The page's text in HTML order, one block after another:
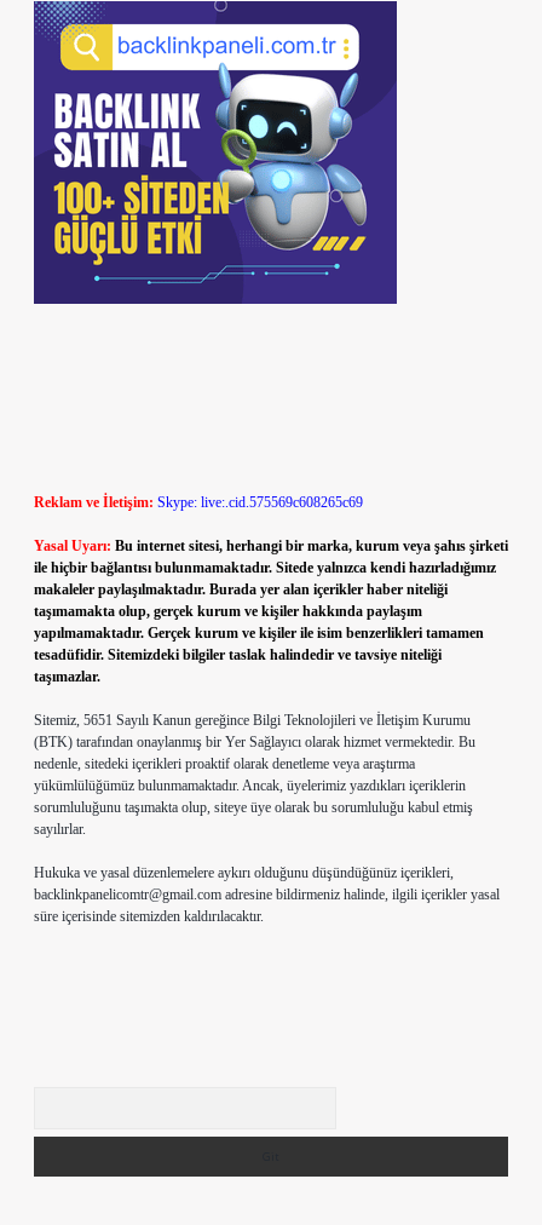
Reklam ve İletişim: Skype: live:.cid.575569c608265c69
Yasal Uyarı: Bu internet sitesi, herhangi bir marka, kurum veya şahıs şirketi
ile hiçbir bağlantısı bulunmamaktadır. Sitede yalnızca kendi hazırladığımız
makaleler paylaşılmaktadır. Burada yer alan içerikler haber niteliği
taşımamakta olup, gerçek kurum ve kişiler hakkında paylaşım
yapılmamaktadır. Gerçek kurum ve kişiler ile isim benzerlikleri tamamen
tesadüfidir. Sitemizdeki bilgiler taslak halindedir ve tavsiye niteliği
taşımazlar.
Sitemiz, 5651 Sayılı Kanun gereğince Bilgi Teknolojileri ve İletişim Kurumu
(BTK) tarafından onaylanmış bir Yer Sağlayıcı olarak hizmet vermektedir. Bu
nedenle, sitedeki içerikleri proaktif olarak denetleme veya araştırma
yükümlülüğümüz bulunmamaktadır. Ancak, üyelerimiz yazdıkları içeriklerin
sorumluluğunu taşımakta olup, siteye üye olarak bu sorumluluğu kabul etmiş
sayılırlar.
Hukuka ve yasal düzenlemelere aykırı olduğunu düşündüğünüz içerikleri,
backlinkpanelicomtr@gmail.com adresine bildirmeniz halinde, ilgili içerikler yasal
süre içerisinde sitemizden kaldırılacaktır.